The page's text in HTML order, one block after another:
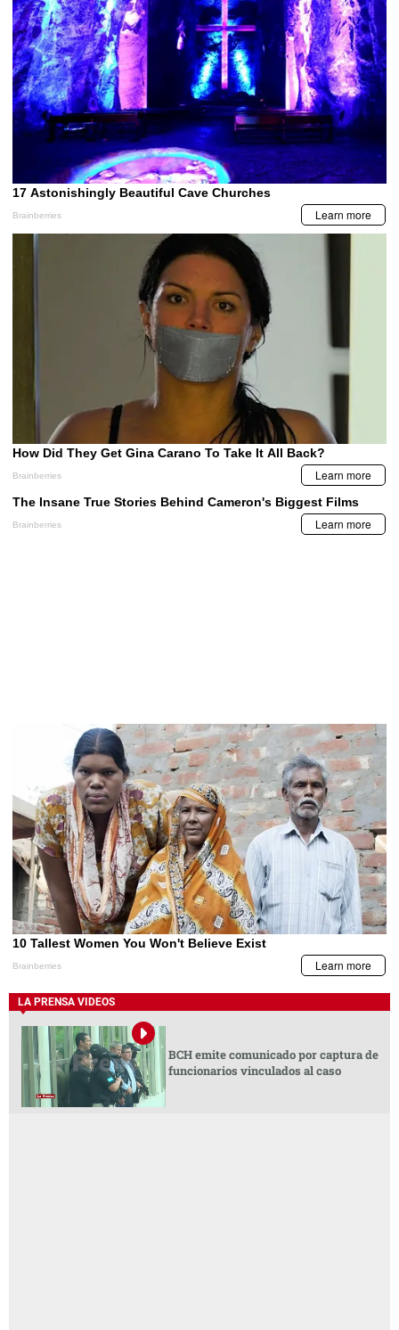
LA PRENSA VIDEOS
BCH emite comunicado por captura de
funcionarios vinculados al caso